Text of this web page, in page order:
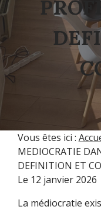
Vous êtes ici :
MEDIOCRATIE
DEFINITION ET
Le 12 janvier 2026
La médiocratie